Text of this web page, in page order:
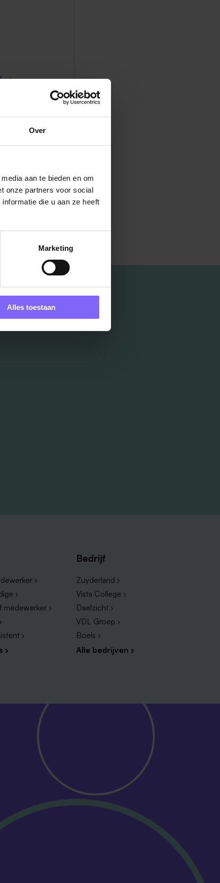
Over
aan te bieden en om
onze partners voor social
die u aan ze heeft
Marketing
Alles toestaan
›
›
medewerker ›
›
›
Bedrijf
Zuyderland ›
Vista College ›
Daelzicht ›
VDL Groep ›
Boels ›
Alle bedrijven ›